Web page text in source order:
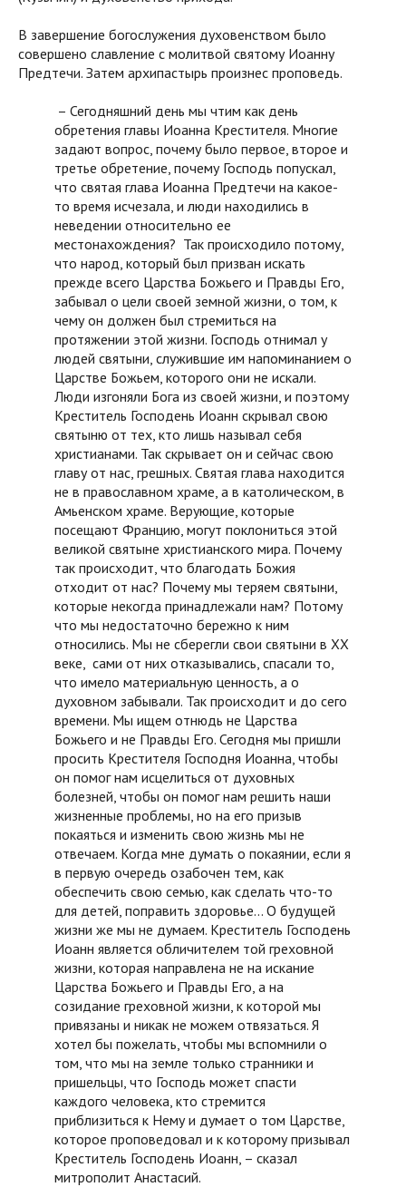
В завершение богослужения духовенством было
совершено славление с молитвой святому Иоанну
Предтечи. Затем архипастырь произнес проповедь.
– Сегодняшний день мы чтим как день
обретения главы Иоанна Крестителя. Многие
задают вопрос, почему было первое, второе и
третье обретение, почему Господь попускал,
что святая глава Иоанна Предтечи на какое-
то время исчезала, и люди находились в
неведении относительно ее
местонахождения? Так происходило потому,
что народ, который был призван искать
прежде всего Царства Божьего и Правды Его,
забывал о цели своей земной жизни, о том, к
чему он должен был стремиться на
протяжении этой жизни. Господь отнимал у
людей святыни, служившие им напоминанием о
Царстве Божьем, которого они не искали.
Люди изгоняли Бога из своей жизни, и поэтому
Креститель Господень Иоанн скрывал свою
святыню от тех, кто лишь называл себя
христианами. Так скрывает он и сейчас свою
главу от нас, грешных. Святая глава находится
не в православном храме, а в католическом, в
Амьенском храме. Верующие, которые
посещают Францию, могут поклониться этой
великой святыне христианского мира. Почему
так происходит, что благодать Божия
отходит от нас? Почему мы теряем святыни,
которые некогда принадлежали нам? Потому
что мы недостаточно бережно к ним
относились. Мы не сберегли свои святыни в XX
веке, сами от них отказывались, спасали то,
что имело материальную ценность, а о
духовном забывали. Так происходит и до сего
времени. Мы ищем отнюдь не Царства
Божьего и не Правды Его. Сегодня мы пришли
просить Крестителя Господня Иоанна, чтобы
он помог нам исцелиться от духовных
болезней, чтобы он помог нам решить наши
жизненные проблемы, но на его призыв
покаяться и изменить свою жизнь мы не
отвечаем. Когда мне думать о покаянии, если я
в первую очередь озабочен тем, как
обеспечить свою семью, как сделать что-то
для детей, поправить здоровье... О будущей
жизни же мы не думаем. Креститель Господень
Иоанн является обличителем той греховной
жизни, которая направлена не на искание
Царства Божьего и Правды Его, а на
созидание греховной жизни, к которой мы
привязаны и никак не можем отвязаться. Я
хотел бы пожелать, чтобы мы вспомнили о
том, что мы на земле только странники и
пришельцы, что Господь может спасти
каждого человека, кто стремится
приблизиться к Нему и думает о том Царстве,
которое проповедовал и к которому призывал
Креститель Господень Иоанн, – сказал
митрополит Анастасий.